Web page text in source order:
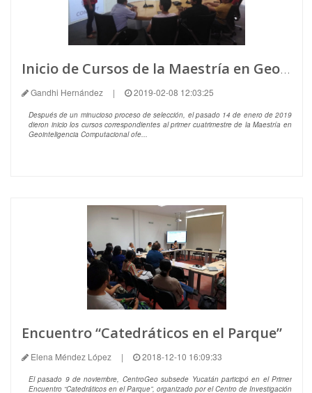
Inicio de Cursos de la Maestría en Geointeligencia Computacional
Gandhi Hernández | 2019-02-08 12:03:25
Después de un minucioso proceso de selección, el pasado 14 de enero de 2019
dieron inicio los cursos correspondientes al primer cuatrimestre de la Maestría en
Geointeligencia Computacional ofe...
Encuentro “Catedráticos en el Parque”
Elena Méndez López | 2018-12-10 16:09:33
El pasado 9 de noviembre, CentroGeo subsede Yucatán participó en el Primer
Encuentro “Catedráticos en el Parque”, organizado por el Centro de Investigación